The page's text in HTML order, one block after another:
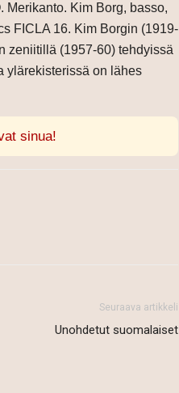
Kim Borg, basso,
FICLA 16. Kim Borgin (1919-
zeniitillä (1957-60) tehdyissä
ylärekisterissä on lähes
sinua!
Seuraava artikkeli
Unohdetut suomalaiset